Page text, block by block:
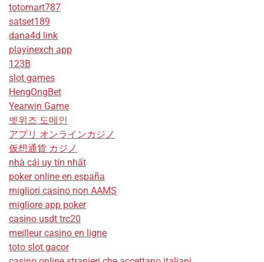
totomart787
satset189
dana4d link
playinexch app
123B
slot games
HengOngBet
Yearwin Game
벳위즈 도메인
アプリ オンラインカジノ
仮想通貨 カジノ
nhà cái uy tín nhất
poker online en españa
migliori casino non AAMS
migliore app poker
casino usdt trc20
meilleur casino en ligne
toto slot gacor